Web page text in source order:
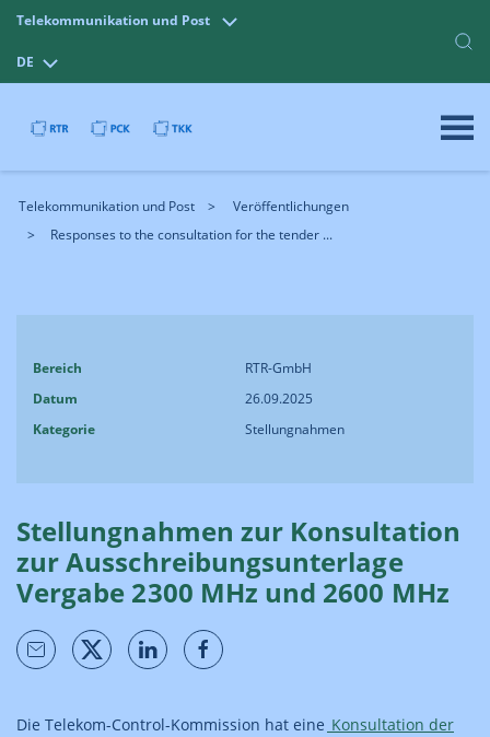
Telekommunikation und Post
DE
Telekommunikation und Post
Veröffentlichungen
Responses to the consultation for the tender ...
Bereich
RTR-GmbH
Datum
26.09.2025
Kategorie
Stellungnahmen
Stellungnahmen zur Konsultation
zur Ausschreibungsunterlage
Vergabe 2300 MHz und 2600 MHz
Die Telekom-Control-Kommission hat eine Konsultation der